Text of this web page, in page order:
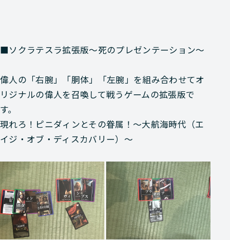
■ソクラテスラ拡張版～死のプレゼンテーション～
偉人の「右腕」「胴体」「左腕」を組み合わせてオ
リジナルの偉人を召喚して戦うゲームの拡張版で
す。
現れろ！ピニダィンとその眷属！～大航海時代（エ
イジ・オブ・ディスカバリー）～